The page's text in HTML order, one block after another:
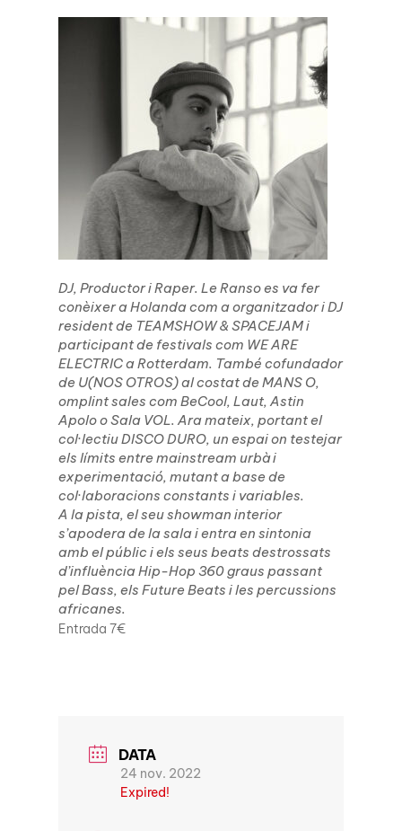
DJ, Productor i Raper. Le Ranso es va fer
conèixer a Holanda com a organitzador i DJ
resident de TEAMSHOW & SPACEJAM i
participant de festivals com WE ARE
ELECTRIC a Rotterdam. També cofundador
de U(NOS OTROS) al costat de MANS O,
omplint sales com BeCool, Laut, Astin
Apolo o Sala VOL. Ara mateix, portant el
col·lectiu DISCO DURO, un espai on testejar
els límits entre mainstream urbà i
experimentació, mutant a base de
col·laboracions constants i variables.
A la pista, el seu showman interior
s’apodera de la sala i entra en sintonia
amb el públic i els seus beats destrossats
d’influència Hip-Hop 360 graus passant
pel Bass, els Future Beats i les percussions
africanes.
Entrada 7€
DATA
24 nov. 2022
Expired!